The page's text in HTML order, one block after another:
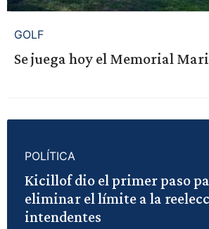
GOLF
Se juega hoy el Memorial
POLÍTICA
Kicillof dio el primer paso
eliminar el límite a la
intendentes